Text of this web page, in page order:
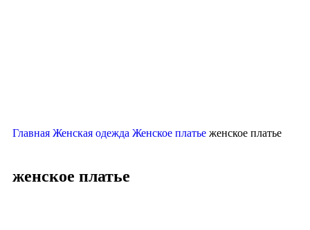
Главная Женская одежда Женское платье женское платье
женское платье